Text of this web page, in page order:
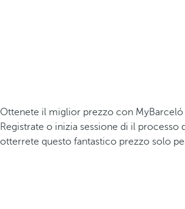
Ottenete il miglior prezzo con MyBarceló
Registrate o inizia sessione di il processo
otterrete questo fantastico prezzo solo